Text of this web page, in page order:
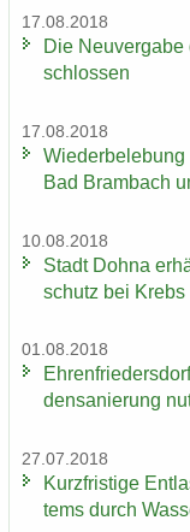
17.08.2018
Die
schlos­sen
17.08.2018
Wie­der­be­le­bung
Bad Brambach
10.08.2018
Stadt Dohna
schutz bei Krebs
01.08.2018
den­sa­nie­rung
27.07.2018
Kurz­fris­ti­ge
tems durch